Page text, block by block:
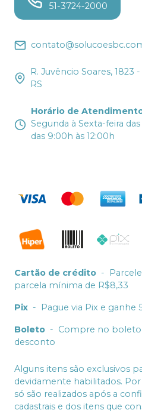
51-3724-2000
R. Juvêncio Soares, 1823
RS
Horário de
Segunda à Sexta-feira
das 9:00h às 12:00h
Cartão de crédito -
parcela mínima de R$8,33
Pix - Pague via Pix e ganhe
Boleto - Compre no boleto
desconto
Alguns itens são exclusivos
devidamente habilitados.
só são realizados após a
cadastrais e dos itens que